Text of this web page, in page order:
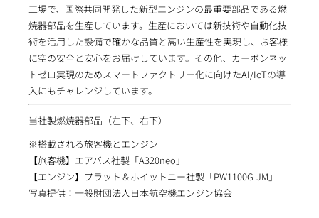
工場で、国際共同開発した新型エンジンの最重要部品である燃
焼器部品を生産しています。生産においては新技術や自動化技
術を活用した設備で確かな品質と高い生産性を実現し、お客様
に空の安全と安心をお届けしています。その他、カーボンネッ
トゼロ実現のためスマートファクトリー化に向けたAI/IoTの導
入にもチャレンジしています。
当社製燃焼器部品（左下、右下）
※搭載される旅客機とエンジン
【旅客機】エアバス社製「A320neo」
【エンジン】プラット＆ホイットニー社製「PW1100G-JM」
写真提供：一般財団法人日本航空機エンジン協会